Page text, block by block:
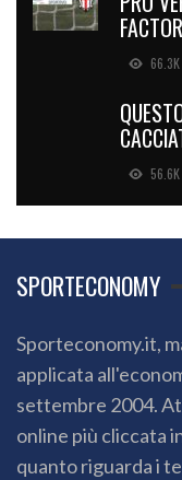
66.3K
56.6K
SPORTECONOMY
Sporteconomy.it,
applicata
settembre 2004.
online più cliccata
quanto riguarda i